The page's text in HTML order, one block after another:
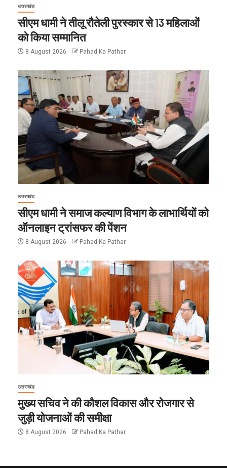
उत्तराखंड
सीएम धामी ने तीलू रौतेली पुरस्कार से 13 महिलाओं
को किया सम्मानित
8 August 2026 Pahad Ka Pathar
उत्तराखंड
सीएम धामी ने समाज कल्याण विभाग के लाभार्थियों को
ऑनलाइन ट्रांसफर की पेंशन
8 August 2026 Pahad Ka Pathar
उत्तराखंड
मुख्य सचिव ने की कौशल विकास और रोजगार से
जुड़ी योजनाओं की समीक्षा
8 August 2026 Pahad Ka Pathar